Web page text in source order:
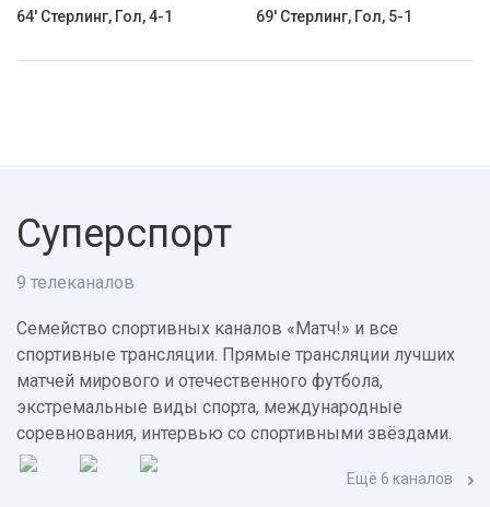
64' Стерлинг, Гол, 4-1 69' Стерлинг, Гол, 5-1
Суперспорт
9 телеканалов
Семейство спортивных каналов «Матч!» и все
спортивные трансляции. Прямые трансляции лучших
матчей мирового и отечественного футбола,
экстремальные виды спорта, международные
соревнования, интервью со спортивными звёздами.
Ещё 6 каналов